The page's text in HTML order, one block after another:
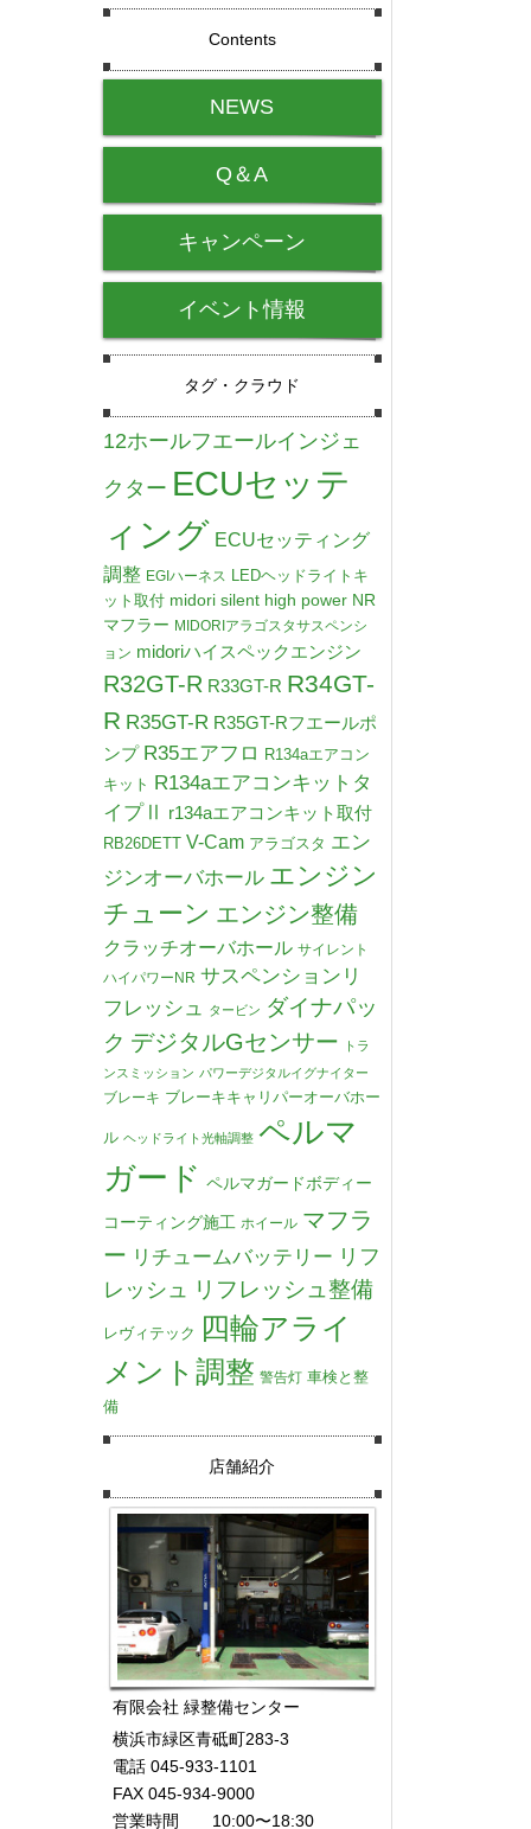
Contents
NEWS
Q＆A
キャンペーン
イベント情報
タグ・クラウド
12ホールフエールインジェ
クター ECUセッテ
ィング ECUセッティング
調整 EGIハーネス LEDヘッドライトキ
ット取付 midori silent high power NR
マフラー MIDORIアラゴスタサスペンシ
ョン midoriハイスペックエンジン
R32GT-R R33GT-R R34GT-
R R35GT-R R35GT-Rフエールポ
ンプ R35エアフロ R134aエアコン
キット R134aエアコンキットタ
イプⅡ
r134aエアコンキット取付
RB26DETT V-Cam アラゴスタ エン
ジンオーバホール エンジン
チューン エンジン整備
クラッチオーバホール サイレント
ハイパワーNR サスペンションリ
フレッシュ
タービン ダイナパッ
ク デジタルGセンサー
トラ
ンスミッション パワーデジタルイグナイター
ブレーキ ブレーキキャリパーオーバホー
ル ヘッドライト光軸調整 ペルマ
ガード ペルマガードボディー
コーティング施工 ホイール マフラ
ー リチュームバッテリー リフ
レッシュ
リフレッシュ整備
レヴィテック 四輪アライ
メント調整 警告灯 車検と整
備
店舗紹介
有限会社 緑整備センター
横浜市緑区青砥町283-3
電話 045-933-1101
FAX 045-934-9000
営業時間 10:00〜18:30